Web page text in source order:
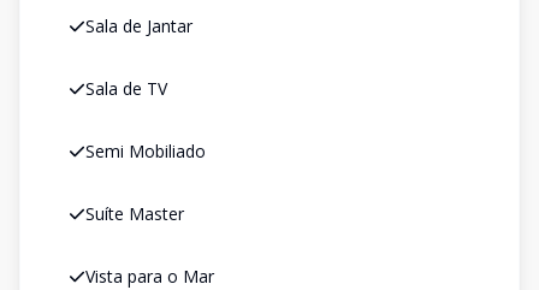
Sala de Jantar
Sala de TV
Semi Mobiliado
Suíte Master
Vista para o Mar